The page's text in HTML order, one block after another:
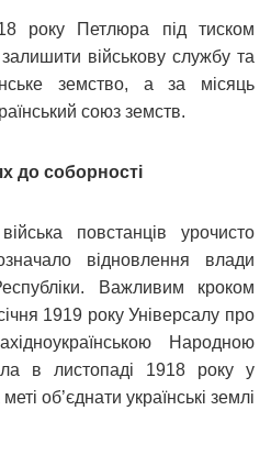
року Петлюра під тиском
військову службу та
земство, а за місяць
союз земств.
до соборності
повстанців урочисто
відновлення влади
Важливим кроком
1919 року Універсалу про
Народною
в листопаді 1918 року у
об’єднати українські землі